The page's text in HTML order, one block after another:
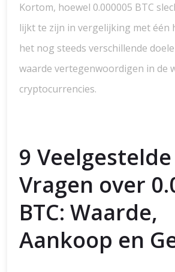
Kortom, hoewel 0.000005 BTC
lijkt te zijn in vergelijking met één
het nog steeds verschillende
waarde vertegenwoordigen in de
cryptocurrencies.
9 Veelgestelde
Vragen over
BTC: Waarde,
Aankoop en